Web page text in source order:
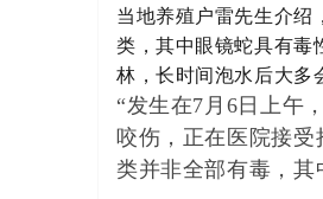
当地养殖户雷先生介绍
类，其中眼镜蛇具有毒
林 ，长时间泡水后大多
“发生在7月6日上午
咬伤，正在医院接受
类并非全部有毒，其